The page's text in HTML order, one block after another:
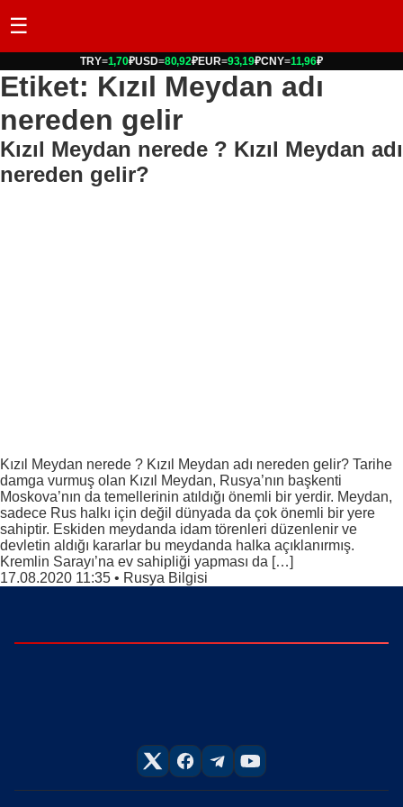
☰
TRY=1,70₽USD=80,92₽EUR=93,19₽CNY=11,96₽
Etiket: Kızıl Meydan adı
nereden gelir
Kızıl Meydan nerede ? Kızıl Meydan adı
nereden gelir?
Kızıl Meydan nerede ? Kızıl Meydan adı nereden gelir? Tarihe
damga vurmuş olan Kızıl Meydan, Rusya’nın başkenti
Moskova’nın da temellerinin atıldığı önemli bir yerdir. Meydan,
sadece Rus halkı için değil dünyada da çok önemli bir yere
sahiptir. Eskiden meydanda idam törenleri düzenlenir ve
devletin aldığı kararlar bu meydanda halka açıklanırmış.
Kremlin Sarayı’na ev sahipliği yapması da […]
17.08.2020 11:35 • Rusya Bilgisi